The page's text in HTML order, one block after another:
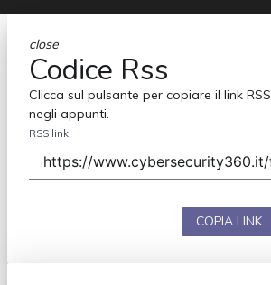
close
Codice Rss
Clicca sul pulsante per copiare il link RSS
negli appunti.
RSS link
COPIA LINK